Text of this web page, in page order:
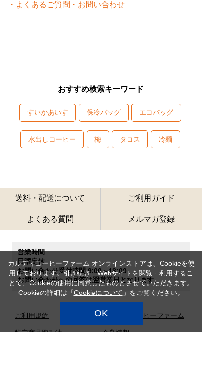
・よくあるご質問・お問い合わせ
おすすめ検索キーワード
すいかあいす 保冷バッグ エコバッグ
水出しコーヒー 梅 タコス 冷麺
送料・配送について ご利用ガイド
よくある質問 メルマガ登録
営業時間
日曜定休
お問い合わせ受付時間 9:00～18:00
お問い合わせへの回答は翌営業日となります。
ご利用規約
特定商品取引法
カルディコーヒーファーム
企業情報
カルディコーヒーファーム オンラインストアは、Cookieを使
用しております。引き続き、Webサイトを閲覧・利用するこ
とで、Cookieの使用に同意したものとさせていただきます。
Cookieの詳細は「Cookieについて 」をご覧ください。
OK